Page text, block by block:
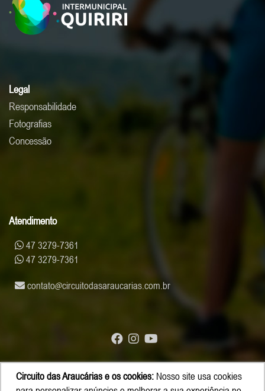
Legal
Responsabilidade
Fotografias
Concessão
Atendimento
47 3279-7361
47 3279-7361
contato circuitodasaraucarias.com.br
© Copyright 2026 - Circuito das Araucárias
Circuito das Araucárias e os cookies: Nosso site usa cookies